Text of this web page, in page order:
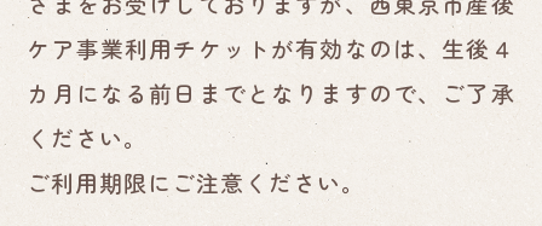
ケア事業利用チケットが有効なのは、生後４
カ月になる前日までとなりますので、ご了承
ください。
ご利用期限にご注意ください。